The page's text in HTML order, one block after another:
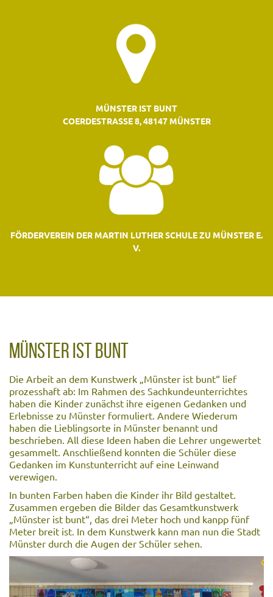
MÜNSTER IST BUNT
COERDESTRASSE 8, 48147 MÜNSTER
FÖRDERVEREIN DER MARTIN LUTHER SCHULE ZU MÜNSTER E.
V.
MÜNSTER IST BUNT
Die Arbeit an dem Kunstwerk „Münster ist bunt“ lief
prozesshaft ab: Im Rahmen des Sachkundeunterrichtes
haben die Kinder zunächst ihre eigenen Gedanken und
Erlebnisse zu Münster formuliert. Andere Wiederum
haben die Lieblingsorte in Münster benannt und
beschrieben. All diese Ideen haben die Lehrer ungewertet
gesammelt. Anschließend konnten die Schüler diese
Gedanken im Kunstunterricht auf eine Leinwand
verewigen.
In bunten Farben haben die Kinder ihr Bild gestaltet.
Zusammen ergeben die Bilder das Gesamtkunstwerk
„Münster ist bunt“, das drei Meter hoch und kanpp fünf
Meter breit ist. In dem Kunstwerk kann man nun die Stadt
Münster durch die Augen der Schüler sehen.